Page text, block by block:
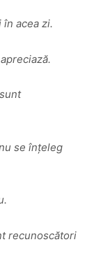
acea zi.
se înțeleg
recunoscători